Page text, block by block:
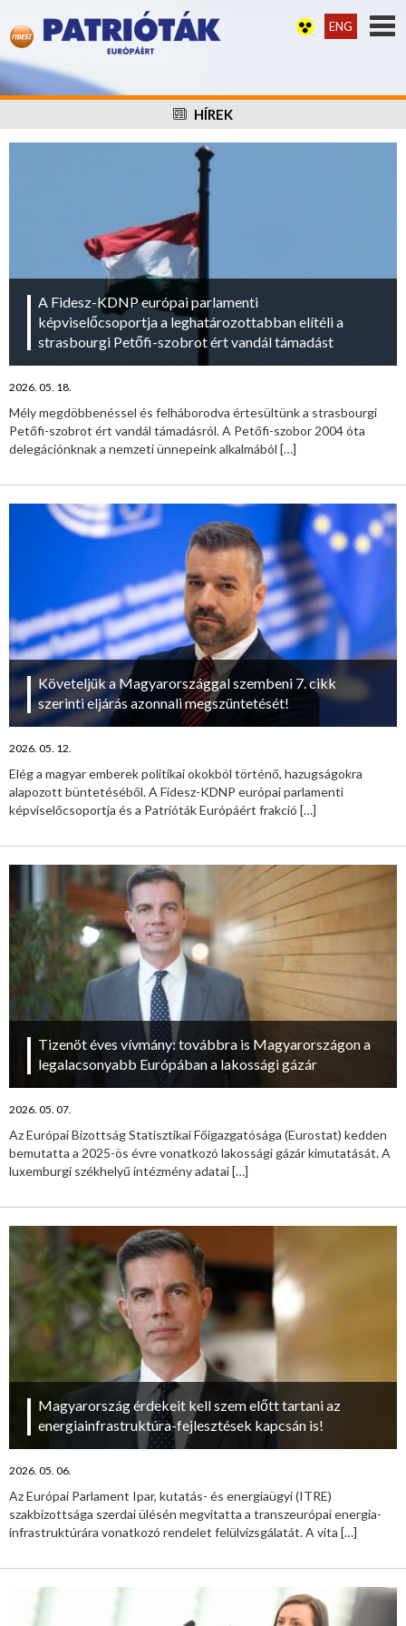
ENG
HÍREK
A Fidesz-KDNP európai parlamenti
képviselőcsoportja a leghatározottabban elítéli a
strasbourgi Petőfi-szobrot ért vandál támadást
2026. 05. 18.
Mély megdöbbenéssel és felháborodva értesültünk a strasbourgi
Petőfi-szobrot ért vandál támadásról. A Petőfi-szobor 2004 óta
delegációnknak a nemzeti ünnepeink alkalmából […]
Követeljük a Magyarországgal szembeni 7. cikk
szerinti eljárás azonnali megszüntetését!
2026. 05. 12.
Elég a magyar emberek politikai okokból történő, hazugságokra
alapozott büntetéséből. A Fidesz-KDNP európai parlamenti
képviselőcsoportja és a Patrióták Európáért frakció […]
Tizenöt éves vívmány: továbbra is Magyarországon a
legalacsonyabb Európában a lakossági gázár
2026. 05. 07.
Az Európai Bizottság Statisztikai Főigazgatósága (Eurostat) kedden
bemutatta a 2025-ös évre vonatkozó lakossági gázár kimutatását. A
luxemburgi székhelyű intézmény adatai[…]
Magyarország érdekeit kell szem előtt tartani az
energiainfrastruktúra-fejlesztések kapcsán is!
2026. 05. 06.
Az Európai Parlament Ipar, kutatás- és energiaügyi (ITRE)
szakbizottsága szerdai ülésén megvitatta a transzeurópai energia-
infrastruktúrára vonatkozó rendelet felülvizsgálatát. A vita […]